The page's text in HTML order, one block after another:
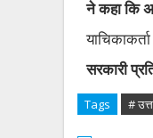
ने कहा कि
सरकारी
Tags #